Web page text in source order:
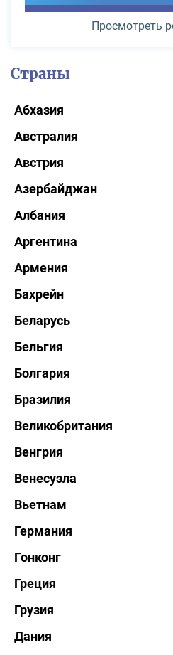
Просмотреть
Страны
Абхазия
Австралия
Австрия
Азербайджан
Албания
Аргентина
Армения
Бахрейн
Беларусь
Бельгия
Болгария
Бразилия
Великобритания
Венгрия
Венесуэла
Вьетнам
Германия
Гонконг
Греция
Грузия
Дания